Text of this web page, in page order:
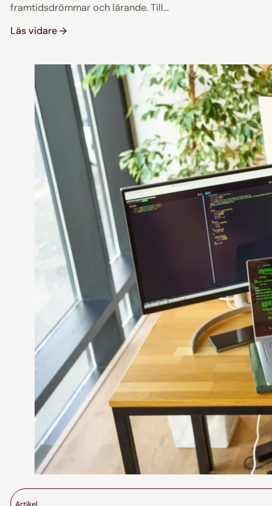
framtidsdrömmar och lärande. Till...
Läs vidare
Artikel